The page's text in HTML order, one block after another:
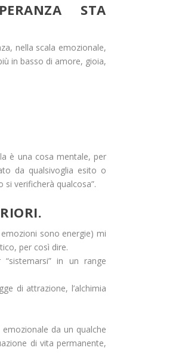
STA
nella scala emozionale,
in basso di amore, gioia,
è una cosa mentale, per
da qualsivoglia esito o
verificherà qualcosa”.
sono energie) mi
per così dire.
in un range
di attrazione, l’alchimia
da un qualche
di vita permanente,